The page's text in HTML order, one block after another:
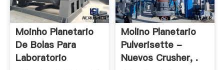
Moinho Planetario
De Bolas Para
Laboratorio
Molino Planetario
Pulverisette -
Nuevos Crusher, .